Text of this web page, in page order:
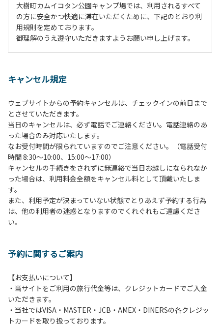
大樹町カムイコタン公園キャンプ場では、利用されるすべて
の方に安全かつ快適に滞在いただくために、下記のとおり利
用規則を定めております。
御理解のうえ遵守いただきますようお願い申し上げます。
２、中学生以下だけでの利用はできません。高校生以上の方
３、テントサイト（多目的広場を含む。）の使用は、事前に
予約いただいた方のみで、連泊の方を除き、正午からです。
基本的に、テント1張りにつき1区画の予約をお願いします。
管理棟にてチェックインの手続きを行ってください。午後3
時前にお越しの方は、午後3時になりましたら管理棟にて手
続きを行ってください。午後5時過ぎにお越しの方は、翌朝
手続きを行ってください。
４、車両は、荷物の積み下ろし時以外は、駐車場にとめてく
ださい。
５、チェックアウトは、午前10時まで（日帰り使用の場合は
午後5時まで）です。チェックインの手続きを行っていない
方や使用人数が増えた場合は、必ず手続きを行ってくださ
ら午前10時までの間にゴミステーションに出してください。
は、お持ち帰りをお願いします。
【禁止事項】
カラオケ、発電機、地面での直火による焚き火、キャンプフ
ァイヤー、打ち上げ式花火、テントサウナの設置
キャンセル規定
ウェブサイトからの予約キャンセルは、チェックインの前日まで
とさせていただきます。
当日のキャンセルは、必ず電話でご連絡ください。電話連絡のあ
った場合のみ対応いたします。
なお受付時間が限られていますのでご注意ください。（電話受付
時間 8:30～10:00、15:00～17:00）
キャンセルの手続きをされずに無連絡で当日お越しになられなか
った場合は、利用料金全額をキャンセル料として頂戴いたしま
す。
また、利用予定が決まっていない状態でとりあえず予約する行為
は、他の利用者の迷惑となりますのでくれぐれもご遠慮くださ
い。
予約に関するご案内
【お支払いについて】
・当サイトをご利用の旅行代金等は、クレジットカードでご入金
いただきます。
・当社ではVISA・MASTER・JCB・AMEX・DINERSの各クレジッ
トカードを取り扱っております。